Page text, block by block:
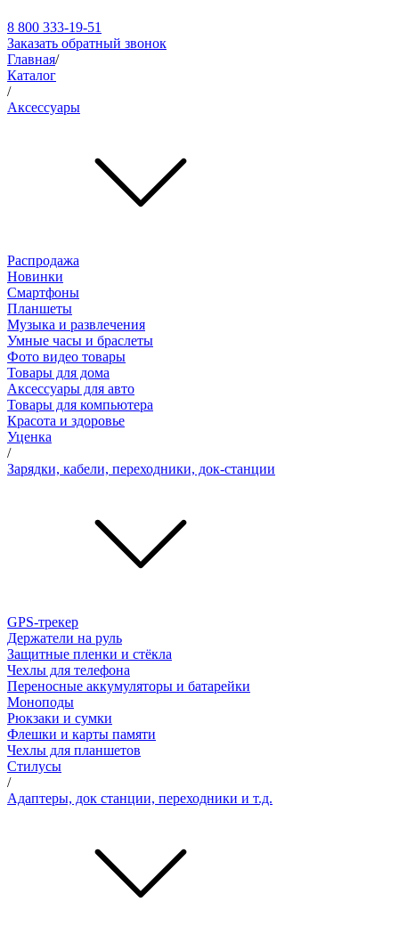
8 800 333-19-51
Заказать обратный звонок
Главная/
Каталог
/
Аксессуары
Распродажа
Новинки
Смартфоны
Планшеты
Музыка и развлечения
Умные часы и браслеты
Фото видео товары
Товары для дома
Аксессуары для авто
Товары для компьютера
Красота и здоровье
Уценка
/
Зарядки, кабели, переходники, док-станции
GPS-трекер
Держатели на руль
Защитные пленки и стёкла
Чехлы для телефона
Переносные аккумуляторы и батарейки
Моноподы
Рюкзаки и сумки
Флешки и карты памяти
Чехлы для планшетов
Стилусы
/
Адаптеры, док станции, переходники и т.д.